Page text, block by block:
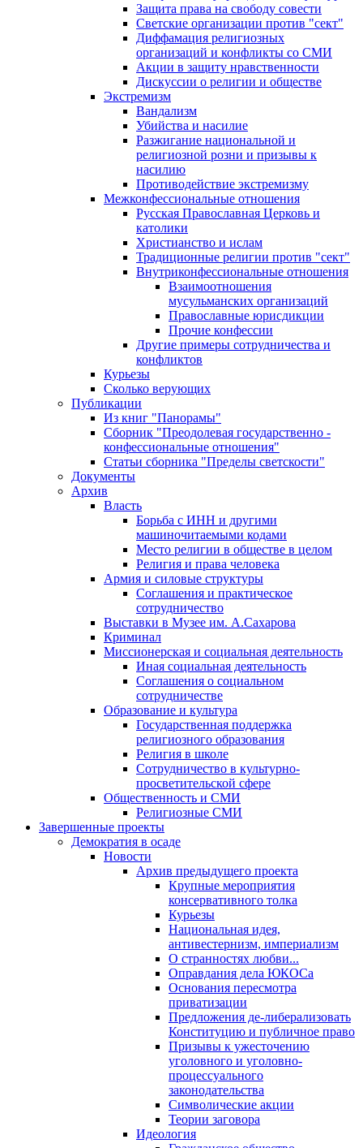
Защита права на свободу совести
Светские организации против "сект"
Диффамация религиозных
организаций и конфликты со СМИ
Акции в защиту нравственности
Дискуссии о религии и обществе
Экстремизм
Вандализм
Убийства и насилие
Разжигание национальной и
религиозной розни и призывы к
насилию
Противодействие экстремизму
Межконфессиональные отношения
Русская Православная Церковь и
католики
Христианство и ислам
Традиционные религии против "сект"
Внутриконфессиональные отношения
Взаимоотношения
мусульманских организаций
Православные юрисдикции
Прочие конфессии
Другие примеры сотрудничества и
конфликтов
Курьезы
Сколько верующих
Публикации
Из книг "Панорамы"
Сборник "Преодолевая государственно -
конфессиональные отношения"
Статьи сборника "Пределы светскости"
Документы
Архив
Власть
Борьба с ИНН и другими
машиночитаемыми кодами
Место религии в обществе в целом
Религия и права человека
Армия и силовые структуры
Соглашения и практическое
сотрудничество
Выставки в Музее им. А.Сахарова
Криминал
Миссионерская и социальная деятельность
Иная социальная деятельность
Соглашения о социальном
сотрудничестве
Образование и культура
Государственная поддержка
религиозного образования
Религия в школе
Сотрудничество в культурно-
просветительской сфере
Общественность и СМИ
Религиозные СМИ
Завершенные проекты
Демократия в осаде
Новости
Архив предыдущего проекта
Крупные мероприятия
консервативного толка
Курьезы
Национальная идея,
антивестернизм, империализм
О странностях любви...
Оправдания дела ЮКОСа
Основания пересмотра
приватизации
Предложения де-либерализовать
Конституцию и публичное право
Призывы к ужесточению
уголовного и уголовно-
процессуального
законодательства
Символические акции
Теории заговора
Идеология